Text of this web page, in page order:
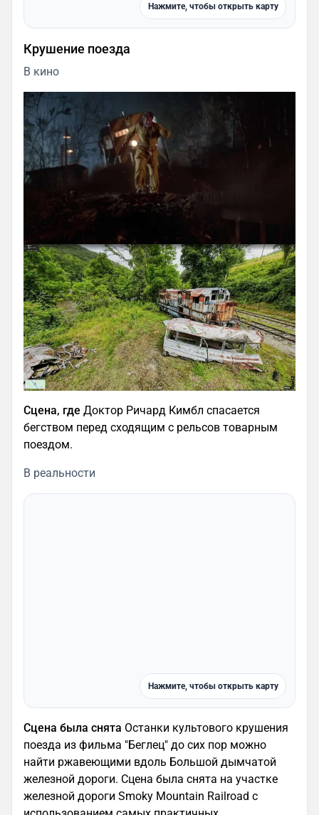
Нажмите, чтобы открыть карту
Крушение поезда
В кино
Сцена, где Доктор Ричард Кимбл спасается
бегством перед сходящим с рельсов товарным
поездом.
В реальности
Нажмите, чтобы открыть карту
Сцена была снята Останки культового крушения
поезда из фильма "Беглец" до сих пор можно
найти ржавеющими вдоль Большой дымчатой
железной дороги. Сцена была снята на участке
железной дороги Smoky Mountain Railroad с